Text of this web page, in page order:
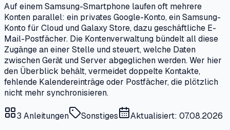
Auf einem Samsung-Smartphone laufen oft mehrere
Konten parallel: ein privates Google-Konto, ein Samsung-
Konto für Cloud und Galaxy Store, dazu geschäftliche E-
Mail-Postfächer. Die Kontenverwaltung bündelt all diese
Zugänge an einer Stelle und steuert, welche Daten
zwischen Gerät und Server abgeglichen werden. Wer hier
den Überblick behält, vermeidet doppelte Kontakte,
fehlende Kalendereinträge oder Postfächer, die plötzlich
nicht mehr synchronisieren.
3 Anleitungen Sonstiges Aktualisiert: 07.08.2026